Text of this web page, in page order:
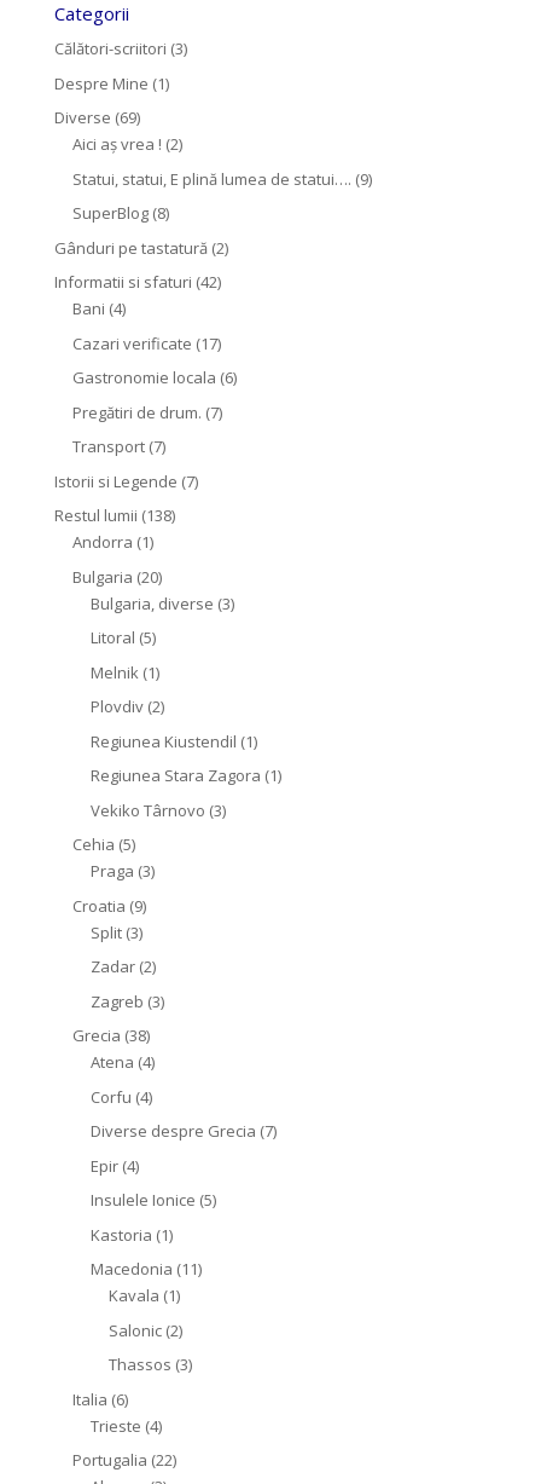
Categorii
Călători-scriitori (3)
Despre Mine (1)
Diverse (69)
Aici aș vrea ! (2)
Statui, statui, E plină lumea de statui…. (9)
SuperBlog(8)
Gânduri pe tastatură(2)
Informatii si sfaturi (42)
Bani (4)
Cazari verificate (17)
Gastronomie locala (6)
Pregătiri de drum. (7)
Transport(7)
Istorii si Legende (7)
Restul lumii (138)
Andorra (1)
Bulgaria (20)
Bulgaria, diverse (3)
Litoral (5)
Melnik (1)
Plovdiv(2)
Regiunea Kiustendil (1)
Regiunea Stara Zagora (1)
Vekiko Târnovo (3)
Cehia (5)
Praga (3)
Croatia (9)
Split(3)
Zadar(2)
Zagreb (3)
Grecia (38)
Atena (4)
Corfu (4)
Diverse despre Grecia (7)
Epir(4)
Insulele Ionice (5)
Kastoria (1)
Macedonia (11)
Kavala (1)
Salonic(2)
Thassos (3)
Italia (6)
Trieste (4)
Portugalia (22)